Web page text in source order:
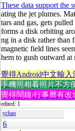
These data support the
ating the jet plumes.
tars and gas, gets
forms a disk orbiting
ng in a disk rather than
magnetic field lines
hem to gush outward at
覺得Android中文輸
手機照相看照片不方
覺得鬧鐘/行事曆有
edited: 1
ychao
6